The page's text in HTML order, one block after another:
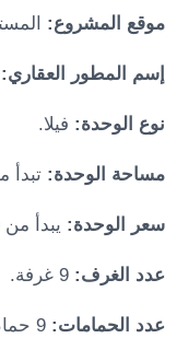
موقع المشروع:
إسم المطور العقاري:
نوع الوحدة: فيلا.
مساحة الوحدة:تبدأ من 420
سعر الوحدة: يبدأ من 39,900,000 جنيهاً مصرياً.
عدد الغرف: 9 غرفة.
عدد الحمامات: 9 حمام.